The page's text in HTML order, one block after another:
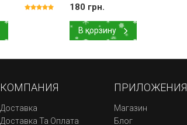
180 грн.
В корзину
КОМПАНИЯ
Доставка
Доставка Та Оплата
ПРИЛОЖЕНИЯ
Магазин
Блог